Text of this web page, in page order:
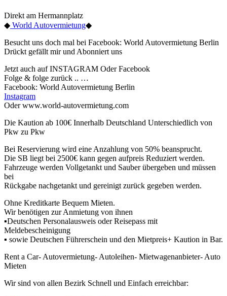
Direkt am Hermannplatz
◆ World Autovermietung◆
Besucht uns doch mal bei Facebook: World Autovermietung Berlin
Drückt gefällt mir und Abonniert uns
Jetzt auch auf INSTAGRAM Oder Facebook
Folge & folge zurück .. …
Facebook: World Autovermietung Berlin
Instagram
Oder www.world-autovermietung.com
Die Kaution ab 100€ Innerhalb Deutschland Unterschiedlich von
Pkw zu Pkw
Bei Reservierung wird eine Anzahlung von 50% beansprucht.
Die SB liegt bei 2500€ kann gegen aufpreis Reduziert werden.
Fahrzeuge werden Vollgetankt und Sauber übergeben und müssen
bei
Rückgabe nachgetankt und gereinigt zurück gegeben werden.
Ohne Kreditkarte Bequem Mieten.
Wir benötigen zur Anmietung von ihnen
▪Deutschen Personalausweis oder Reisepass mit
Meldebescheinigung
▪ sowie Deutschen Führerschein und den Mietpreis+ Kaution in Bar.
Rent a Car- Autovermietung- Autoleihen- Mietwagenanbieter- Auto
Mieten
Wir sind von allen Bezirk Schnell und Einfach erreichbar: